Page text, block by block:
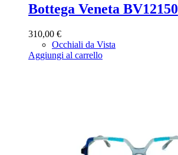
Bottega Veneta BV12150
310,00 €
Occhiali da Vista
Aggiungi al carrello